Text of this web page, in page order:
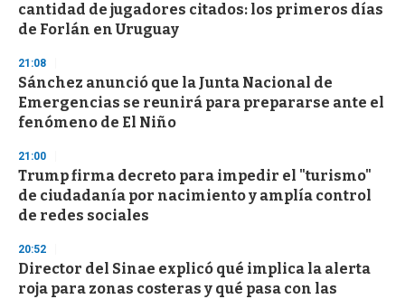
c
o
d
s
cantidad de jugadores citados: los primeros días
de Forlán en Uruguay
21:08
Sánchez anunció que la Junta Nacional de
Emergencias se reunirá para prepararse ante el
fenómeno de El Niño
21:00
Trump firma decreto para impedir el "turismo"
de ciudadanía por nacimiento y amplía control
de redes sociales
20:52
Director del Sinae explicó qué implica la alerta
roja para zonas costeras y qué pasa con las